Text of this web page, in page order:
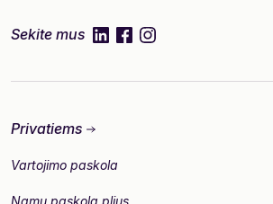
Sekite mus linkedInfacebook
instagram
Privatiems
Vartojimo paskola
Namų paskola plius